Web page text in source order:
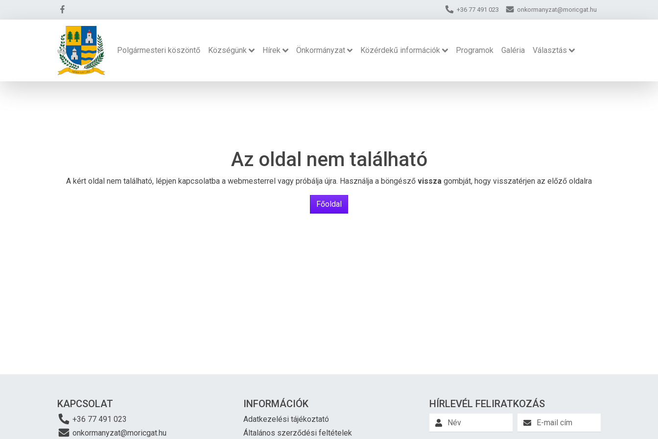
+36 77 491 023 onkormanyzat@moricgat.hu
Polgármesteri köszöntő Községünk Hírek Önkormányzat Közérdekű információk Programok Galéria Választás
Az oldal nem található
A kért oldal nem található, lépjen kapcsolatba a webmesterrel vagy próbálja újra. Használja a böngésző vissza gombját, hogy visszatérjen az előző oldalra
Főoldal
KAPCSOLAT
+36 77 491 023
onkormanyzat@moricgat.hu
INFORMÁCIÓK
Adatkezelési tájékoztató
Általános szerződési feltételek
HÍRLEVÉL FELIRATKOZÁS